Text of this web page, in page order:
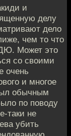
и
делу
дело
чем то что
ДЮ. Может это
со своими
очень
и многое
обычным
по поводу
таки не
убить